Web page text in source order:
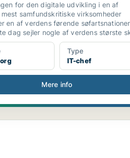
for den digitale udvikling i en af
mest samfundskritiske virksomheder
en af verdens førende
dag sejler nogle af verdens største
Type
IT-chef
Mere info